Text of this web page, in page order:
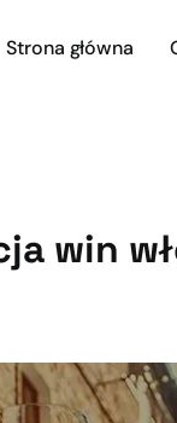
Strona główna
win